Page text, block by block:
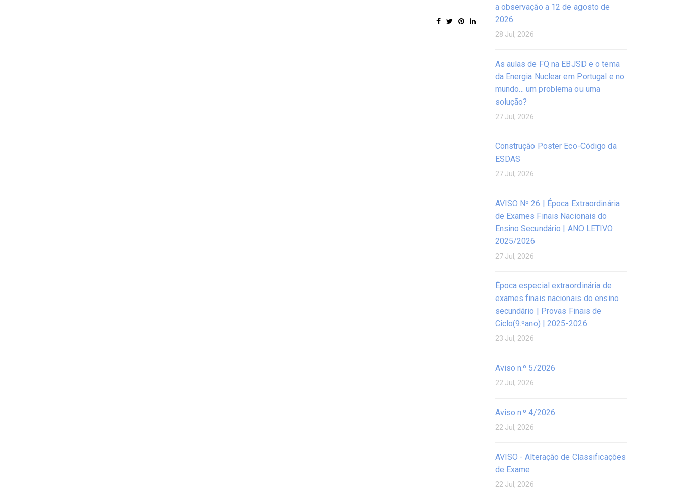
a observação a 12 de agosto de
2026
28 Jul, 2026
As aulas de FQ na EBJSD e o tema
da Energia Nuclear em Portugal e no
mundo… um problema ou uma
solução?
27 Jul, 2026
Construção Poster Eco-Código da
ESDAS
27 Jul, 2026
AVISO Nº 26 | Época Extraordinária
de Exames Finais Nacionais do
Ensino Secundário | ANO LETIVO
2025/2026
27 Jul, 2026
Época especial extraordinária de
exames finais nacionais do ensino
secundário | Provas Finais de
Ciclo(9.ºano) | 2025-2026
23 Jul, 2026
Aviso n.º 5/2026
22 Jul, 2026
Aviso n.º 4/2026
22 Jul, 2026
AVISO - Alteração de Classificações
de Exame
22 Jul, 2026